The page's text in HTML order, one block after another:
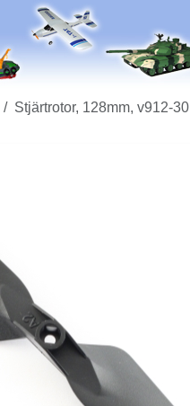
Stjärtrotor, 128mm, v912-30